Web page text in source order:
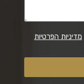
מדיניות הפרטיות